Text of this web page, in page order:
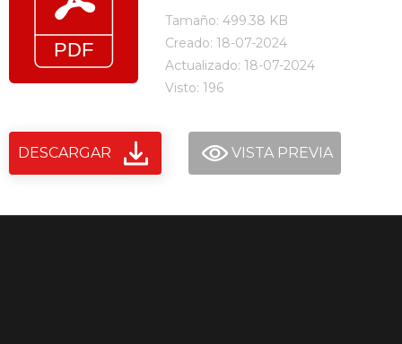
Tamaño: 499.38 KB
Creado: 18-07-2024
Actualizado: 18-07-2024
Visto: 196
DESCARGAR VISTA PREVIA